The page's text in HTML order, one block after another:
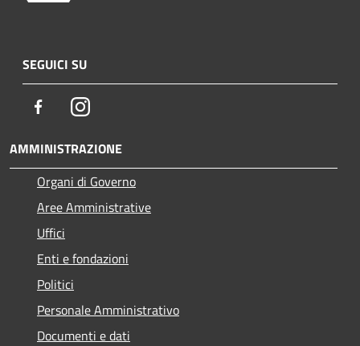
SEGUICI SU
FacebookInstagram
AMMINISTRAZIONE
Organi di Governo
Aree Amministrative
Uffici
Enti e fondazioni
Politici
Personale Amministrativo
Documenti e dati